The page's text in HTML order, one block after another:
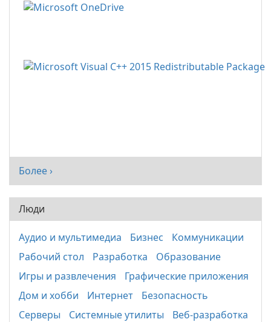
Более ›
Люди
Аудио и мультимедиа Бизнес
Коммуникации
Рабочий стол
Разработка
Образование
Игры и развлечения
Графические приложения
Дом и хобби
Интернет
Безопасность
Серверы
Системные утилиты
Веб-разработка